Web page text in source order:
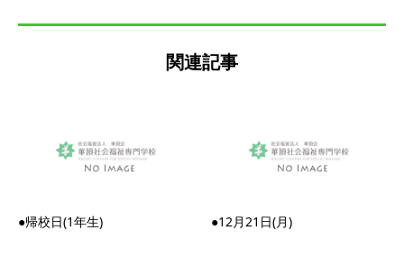
関連記事
●帰校日(1年生) ●12月21日(月)